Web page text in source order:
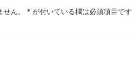
ん。 * が付いている欄は必須項目です